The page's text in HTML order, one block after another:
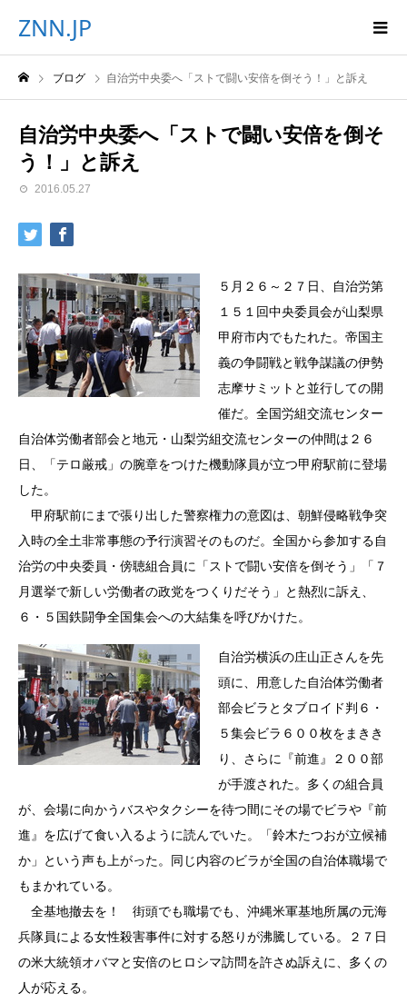
ZNN.JP
ブログ 自治労中央委へ「ストで闘い安倍を倒そう！」と訴え
自治労中央委へ「ストで闘い安倍を倒そ
う！」と訴え
2016.05.27
５月２６～２７日、自治労第
１５１回中央委員会が山梨県
甲府市内でもたれた。帝国主
義の争闘戦と戦争謀議の伊勢
志摩サミットと並行しての開
催だ。全国労組交流センター
自治体労働者部会と地元・山梨労組交流センターの仲間は２６
日、「テロ厳戒」の腕章をつけた機動隊員が立つ甲府駅前に登場
した。
甲府駅前にまで張り出した警察権力の意図は、朝鮮侵略戦争突
入時の全土非常事態の予行演習そのものだ。全国から参加する自
治労の中央委員・傍聴組合員に「ストで闘い安倍を倒そう」「７
月選挙で新しい労働者の政党をつくりだそう」と熱烈に訴え、
６・５国鉄闘争全国集会への大結集を呼びかけた。
自治労横浜の庄山正さんを先
頭に、用意した自治体労働者
部会ビラとタブロイド判６・
５集会ビラ６００枚をまきき
り、さらに『前進』２００部
が手渡された。多くの組合員
が、会場に向かうバスやタクシーを待つ間にその場でビラや『前
進』を広げて食い入るように読んでいた。「鈴木たつおが立候補
か」という声も上がった。同じ内容のビラが全国の自治体職場で
もまかれている。
全基地撤去を！ 街頭でも職場でも、沖縄米軍基地所属の元海
兵隊員による女性殺害事件に対する怒りが沸騰している。２７日
の米大統領オバマと安倍のヒロシマ訪問を許さぬ訴えに、多くの
人が応える。